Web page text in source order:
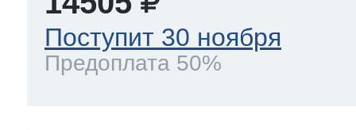
Поступит 30 ноября
Предоплата 50%